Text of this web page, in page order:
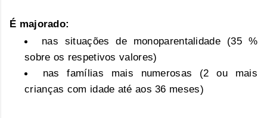
É majorado:
nas situações de monoparentalidade (35 %
sobre os respetivos valores)
nas famílias mais numerosas (2 ou mais
crianças com idade até aos 36 meses)